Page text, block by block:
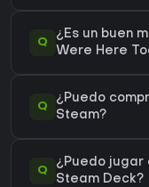
Q
¿Es un buen
Were Here
Q
¿Puedo
Steam?
Q
¿Puedo jugar
Steam Deck?